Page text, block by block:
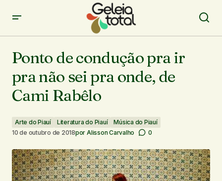
Ponto de condução pra ir
pra não sei pra onde, de
Cami Rabêlo
Arte do Piauí Literatura do Piauí
Música do Piauí
10 de outubro de 2018por Alisson Carvalho 0